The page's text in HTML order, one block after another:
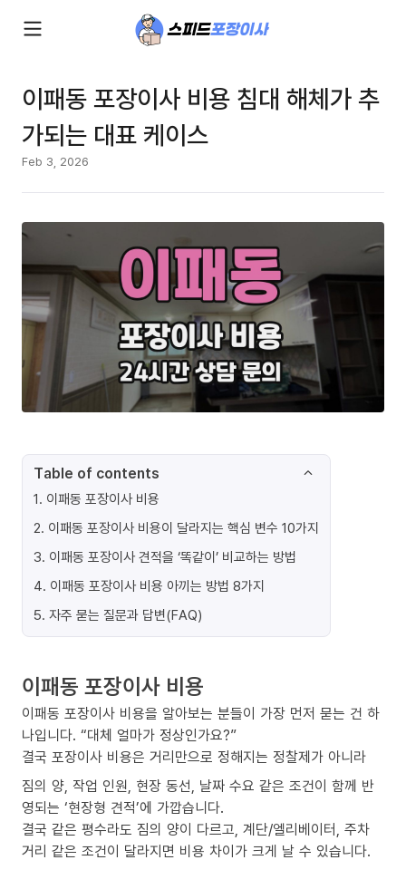
이패동 포장이사 비용 침대 해체가 추
가되는 대표 케이스
Feb 3, 2026
Table of contents
1. 이패동 포장이사 비용
2. 이패동 포장이사 비용이 달라지는 핵심 변수 10가지
3. 이패동 포장이사 견적을 ‘똑같이’ 비교하는 방법
4. 이패동 포장이사 비용 아끼는 방법 8가지
5. 자주 묻는 질문과 답변(FAQ)
이패동 포장이사 비용
이패동 포장이사 비용을 알아보는 분들이 가장 먼저 묻는 건 하
나입니다. “대체 얼마가 정상인가요?”
결국 포장이사 비용은 거리만으로 정해지는 정찰제가 아니라
짐의 양, 작업 인원, 현장 동선, 날짜 수요 같은 조건이 함께 반
영되는 ‘현장형 견적’에 가깝습니다.
결국 같은 평수라도 짐의 양이 다르고, 계단/엘리베이터, 주차
거리 같은 조건이 달라지면 비용 차이가 크게 날 수 있습니다.